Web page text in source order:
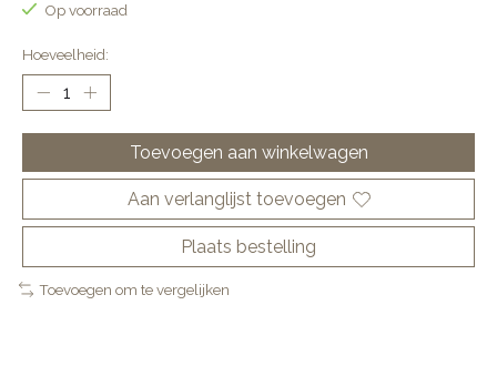
Op voorraad
Hoeveelheid:
Toevoegen aan winkelwagen
Aan verlanglijst toevoegen
Plaats bestelling
Toevoegen om te vergelijken